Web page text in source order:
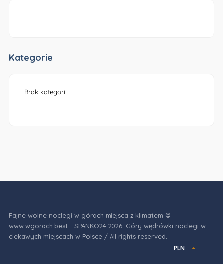
Kategorie
Brak kategorii
Fajne wolne noclegi w górach miejsca z klimatem ©
www.wgorach.best - SPANKO24 2026. Góry wędrówki noclegi w
ciekawych miejscach w Polsce / All rights reserved.
PLN